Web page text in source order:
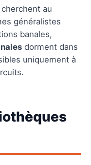
au
généralistes
banales,
dorment dans
uniquement à